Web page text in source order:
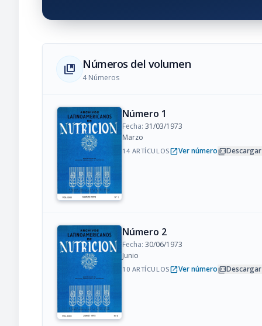
collections_bookmark Números del volumen
4 Números
Número 1
Fecha: 31/03/1973
Marzo
14 ARTÍCULOSopen_in_newVer númeropicture_as_pdfDescargar
Número 2
Fecha: 30/06/1973
Junio
10 ARTÍCULOSopen_in_newVer númeropicture_as_pdfDescargar